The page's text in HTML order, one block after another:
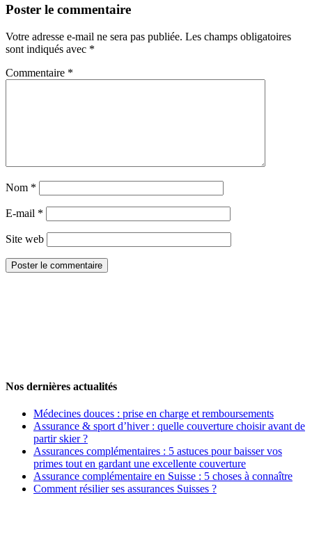
Poster le commentaire
Votre adresse e-mail ne sera pas publiée. Les champs obligatoires
sont indiqués avec *
Commentaire *
Nom *
E-mail *
Site web
Nos dernières actualités
Médecines douces : prise en charge et remboursements
Assurance & sport d’hiver : quelle couverture choisir avant de
partir skier ?
Assurances complémentaires : 5 astuces pour baisser vos
primes tout en gardant une excellente couverture
Assurance complémentaire en Suisse : 5 choses à connaître
Comment résilier ses assurances Suisses ?